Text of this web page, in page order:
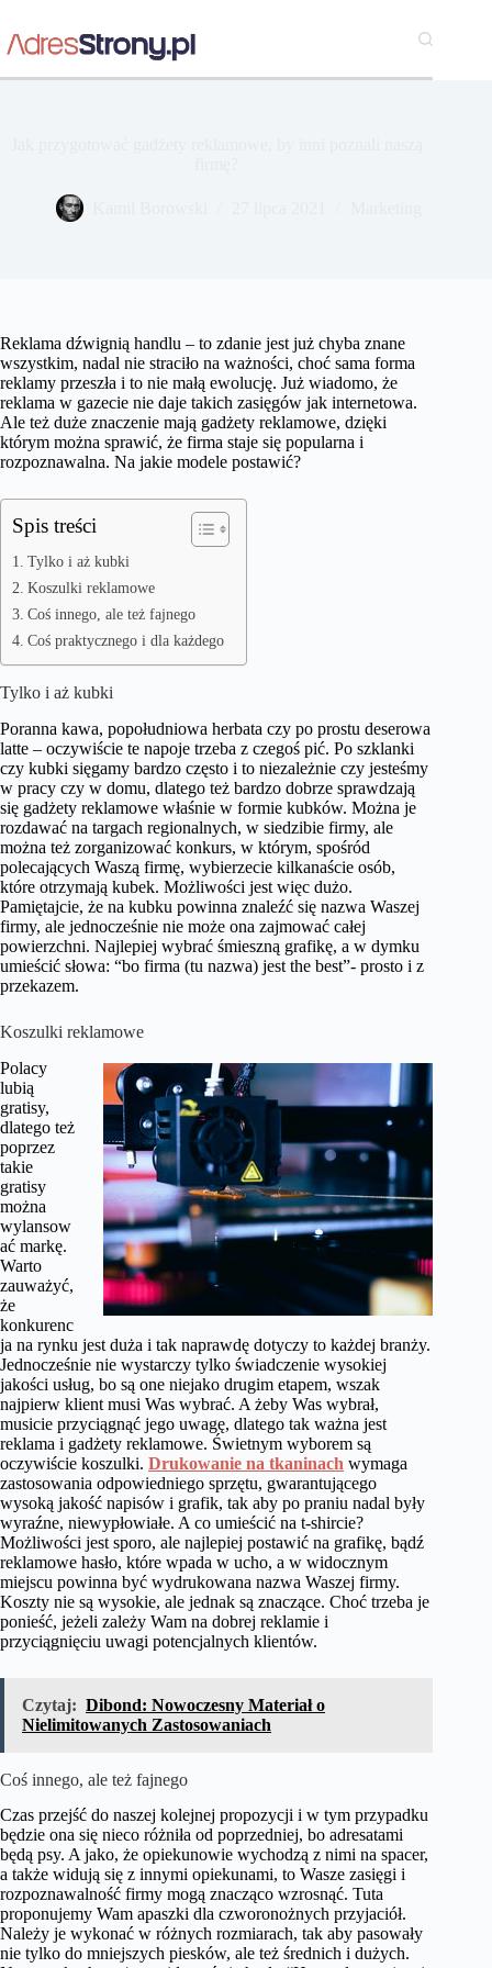
treści
Reklama dźwignią handlu – to zdanie jest już chyba znane
wszystkim, nadal nie straciło na ważności, choć sama forma
reklamy przeszła i to nie małą ewolucję. Już wiadomo, że
reklama w gazecie nie daje takich zasięgów jak internetowa.
Ale też duże znaczenie mają gadżety reklamowe, dzięki
którym można sprawić, że firma staje się popularna i
rozpoznawalna. Na jakie modele postawić?
Spis treści
Tylko i aż kubki
Koszulki reklamowe
Coś innego, ale też fajnego
Coś praktycznego i dla każdego
Tylko i aż kubki
Poranna kawa, popołudniowa herbata czy po prostu deserowa
latte – oczywiście te napoje trzeba z czegoś pić. Po szklanki
czy kubki sięgamy bardzo często i to niezależnie czy jesteśmy
w pracy czy w domu, dlatego też bardzo dobrze sprawdzają
się gadżety reklamowe właśnie w formie kubków. Można je
rozdawać na targach regionalnych, w siedzibie firmy, ale
można też zorganizować konkurs, w którym, spośród
polecających Waszą firmę, wybierzecie kilkanaście osób,
które otrzymają kubek. Możliwości jest więc dużo.
Pamiętajcie, że na kubku powinna znaleźć się nazwa Waszej
firmy, ale jednocześnie nie może ona zajmować całej
powierzchni. Najlepiej wybrać śmieszną grafikę, a w dymku
umieścić słowa: “bo firma (tu nazwa) jest the best”- prosto i z
przekazem.
Koszulki reklamowe
Polacy
lubią
gratisy,
dlatego też
poprzez
takie
gratisy
można
wylansow
ać markę.
Warto
zauważyć,
że
konkurenc
ja na rynku jest duża i tak naprawdę dotyczy to każdej branży.
Jednocześnie nie wystarczy tylko świadczenie wysokiej
jakości usług, bo są one niejako drugim etapem, wszak
najpierw klient musi Was wybrać. A żeby Was wybrał,
musicie przyciągnąć jego uwagę, dlatego tak ważna jest
reklama i gadżety reklamowe. Świetnym wyborem są
oczywiście koszulki. Drukowanie na tkaninach wymaga
zastosowania odpowiedniego sprzętu, gwarantującego
wysoką jakość napisów i grafik, tak aby po praniu nadal były
wyraźne, niewypłowiałe. A co umieścić na t-shircie?
Możliwości jest sporo, ale najlepiej postawić na grafikę, bądź
reklamowe hasło, które wpada w ucho, a w widocznym
miejscu powinna być wydrukowana nazwa Waszej firmy.
Koszty nie są wysokie, ale jednak są znaczące. Choć trzeba je
ponieść, jeżeli zależy Wam na dobrej reklamie i
przyciągnięciu uwagi potencjalnych klientów.
Czytaj: Dibond: Nowoczesny Materiał o
Nielimitowanych Zastosowaniach
Coś innego, ale też fajnego
Czas przejść do naszej kolejnej propozycji i w tym przypadku
będzie ona się nieco różniła od poprzedniej, bo adresatami
będą psy. A jako, że opiekunowie wychodzą z nimi na spacer,
a także widują się z innymi opiekunami, to Wasze zasięgi i
rozpoznawalność firmy mogą znacząco wzrosnąć. Tuta
proponujemy Wam apaszki dla czworonożnych przyjaciół.
Należy je wykonać w różnych rozmiarach, tak aby pasowały
nie tylko do mniejszych piesków, ale też średnich i dużych.